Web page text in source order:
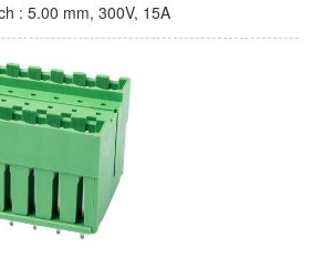
: 5.00 mm, 300V, 15A